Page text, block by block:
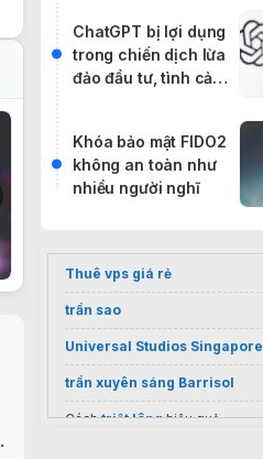
ChatGPT bị lợi dụng
trong chiến dịch lừa
đảo đầu tư, tình cảm
Khóa bảo mật FIDO2
không an toàn như
nhiều người nghĩ
Thuê vps giá rẻ
trần sao
Universal Studios Singapore
trần xuyên sáng Barrisol
Cáchtriệt lônghiệu quả